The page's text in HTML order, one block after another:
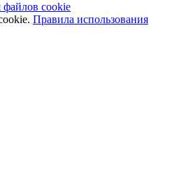
файлов cookie
Правила использования